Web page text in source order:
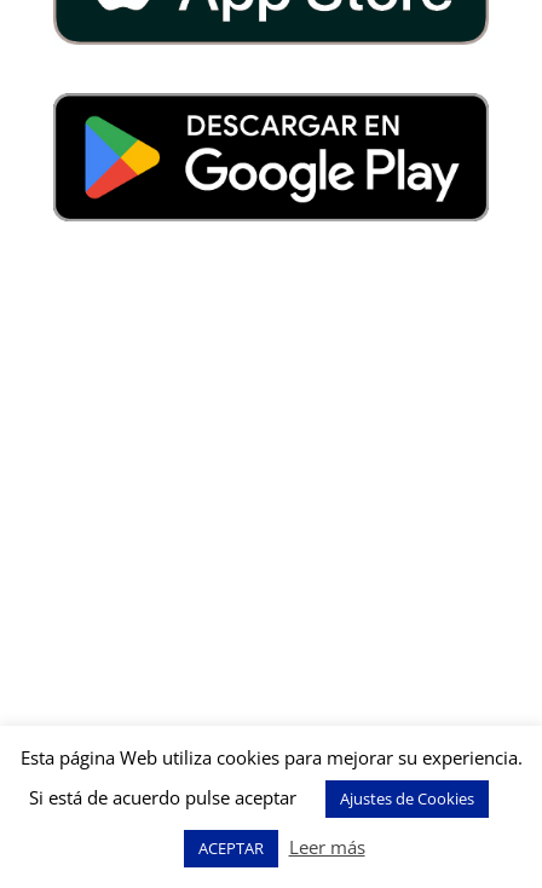
Esta página Web utiliza cookies para mejorar su experiencia.
Si está de acuerdo pulse aceptar
Ajustes de Cookies
ACEPTAR Leer más